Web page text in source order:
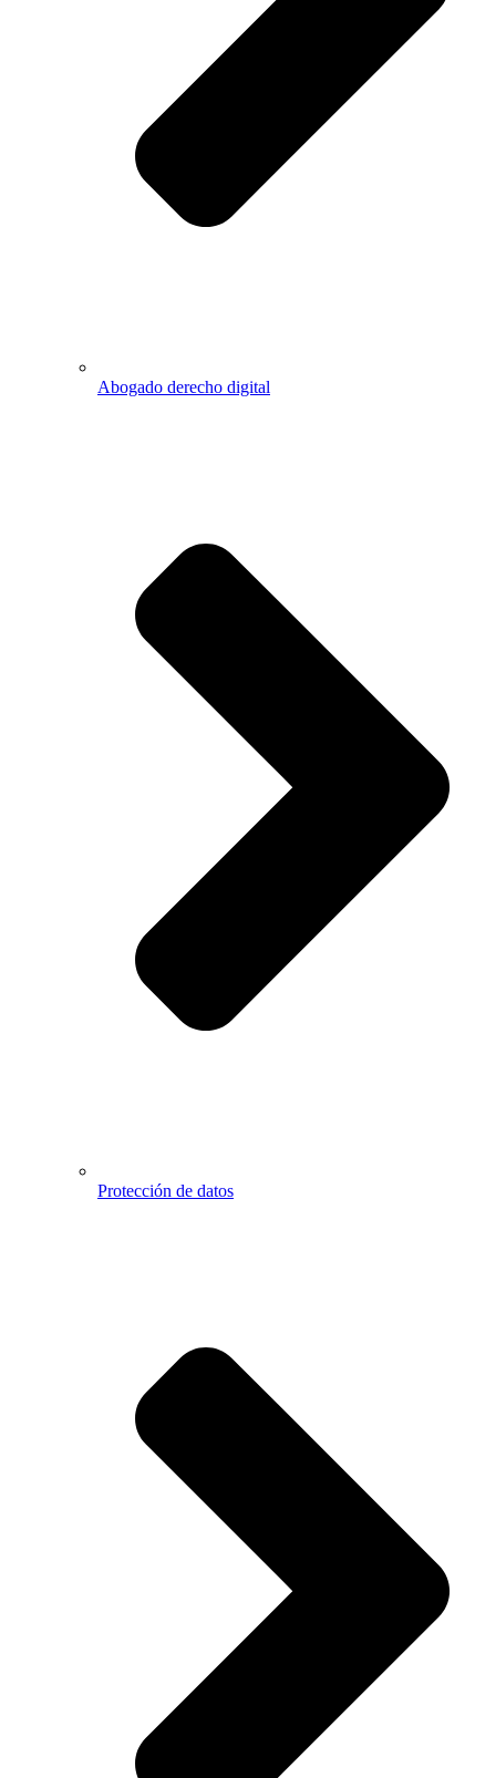
Abogado derecho digital
Protección de datos